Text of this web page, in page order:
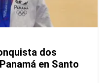
dos
en Santo